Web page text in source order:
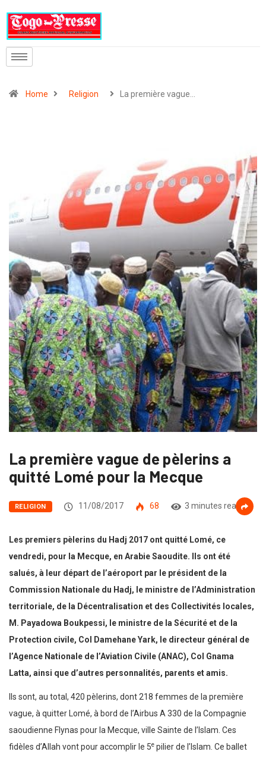
Home Religion La première vague…
La première vague de pèlerins a
quitté Lomé pour la Mecque
RELIGION 11/08/2017 68 3 minutes read
Les premiers pèlerins du Hadj 2017 ont quitté Lomé, ce
vendredi, pour la Mecque, en Arabie Saoudite. Ils ont été
salués, à leur départ de l’aéroport par le président de la
Commission Nationale du Hadj, le ministre de l’Administration
territoriale, de la Décentralisation et des Collectivités locales,
M. Payadowa Boukpessi, le ministre de la Sécurité et de la
Protection civile, Col Damehane Yark, le directeur général de
l’Agence Nationale de l’Aviation Civile (ANAC), Col Gnama
Latta, ainsi que d’autres personnalités, parents et amis.
Ils sont, au total, 420 pèlerins, dont 218 femmes de la première
vague, à quitter Lomé, à bord de l’Airbus A 330 de la Compagnie
saoudienne Flynas pour la Mecque, ville Sainte de l’Islam. Ces
fidèles d’Allah vont pour accomplir le 5e pilier de l’Islam. Ce ballet